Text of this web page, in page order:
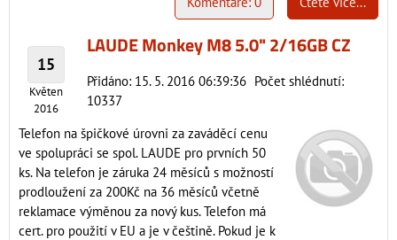
15
Květen
2016
LAUDE Monkey M8 5.0" 2/16GB CZ
Přidáno: 15. 5. 2016 06:39:36 Počet shlédnutí:
10337
Telefon na špičkové úrovni za zaváděcí cenu
ve spolupráci se spol. LAUDE pro prvních 50
ks. Na telefon je záruka 24 měsíců s možností
prodloužení za 200Kč na 36 měsíců včetně
reklamace výměnou za nový kus. Telefon má
cert. pro použití v EU a je v češtině. Pokud je k